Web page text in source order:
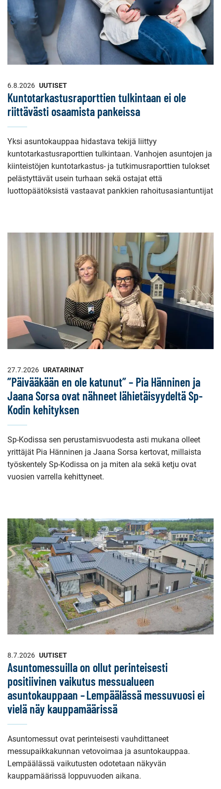
6.8.2026 UUTISET
Kuntotarkastusraporttien tulkintaan ei ole
riittävästi osaamista pankeissa
Yksi asuntokauppaa hidastava tekijä liittyy
kuntotarkastusraporttien tulkintaan. Vanhojen asuntojen ja
kiinteistöjen kuntotarkastus- ja tutkimusraporttien tulokset
pelästyttävät usein turhaan sekä ostajat että
luottopäätöksistä vastaavat pankkien rahoitusasiantuntijat
27.7.2026 URATARINAT
”Päivääkään en ole katunut” – Pia Hänninen ja
Jaana Sorsa ovat nähneet lähietäisyydeltä Sp-
Kodin kehityksen
Sp-Kodissa sen perustamisvuodesta asti mukana olleet
yrittäjät Pia Hänninen ja Jaana Sorsa kertovat, millaista
työskentely Sp-Kodissa on ja miten ala sekä ketju ovat
vuosien varrella kehittyneet.
8.7.2026 UUTISET
Asuntomessuilla on ollut perinteisesti
positiivinen vaikutus messualueen
asuntokauppaan – Lempäälässä messuvuosi ei
vielä näy kauppamäärissä
Asuntomessut ovat perinteisesti vauhdittaneet
messupaikkakunnan vetovoimaa ja asuntokauppaa.
Lempäälässä vaikutusten odotetaan näkyvän
kauppamäärissä loppuvuoden aikana.